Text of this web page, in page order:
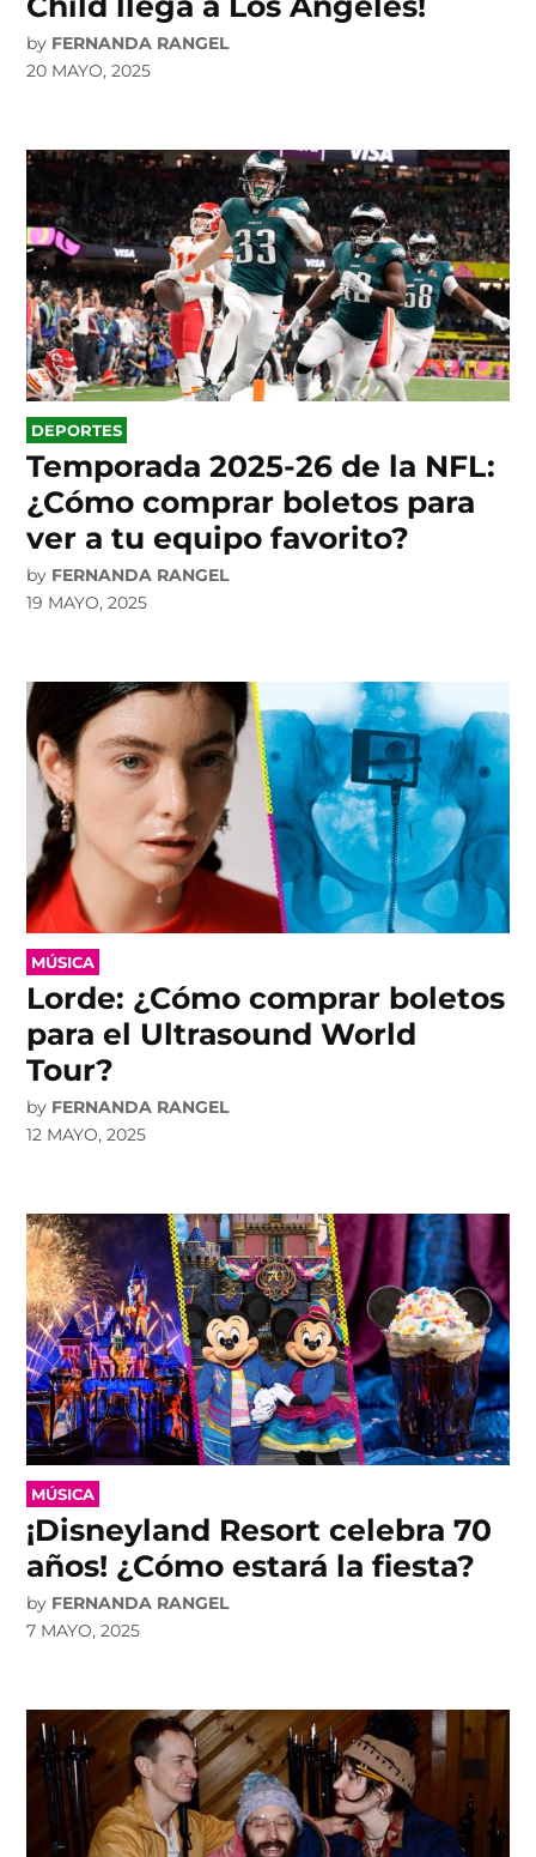
by FERNANDA RANGEL
20 MAYO, 2025
POSTED
IN
DEPORTES
Temporada 2025-26 de la NFL:
¿Cómo comprar boletos para
ver a tu equipo favorito?
by FERNANDA RANGEL
19 MAYO, 2025
POSTED
IN
MÚSICA
Lorde: ¿Cómo comprar boletos
para el Ultrasound World
Tour?
by FERNANDA RANGEL
12 MAYO, 2025
POSTED
IN
MÚSICA
¡Disneyland Resort celebra 70
años! ¿Cómo estará la fiesta?
by FERNANDA RANGEL
7 MAYO, 2025